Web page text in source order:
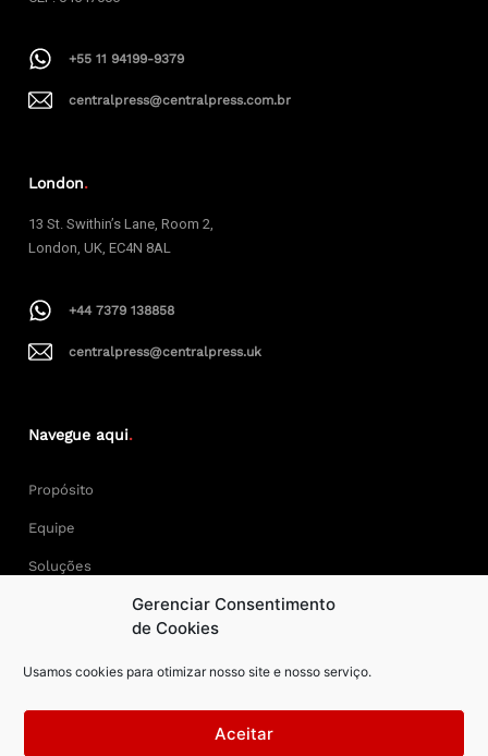
Gerenciar Consentimento
de Cookies
Usamos cookies para otimizar nosso site e nosso serviço.
Aceitar
+55 11 94199-9379
centralpress@centralpress.com.br
London.
13 St. Swithin’s Lane, Room 2,
London, UK, EC4N 8AL
+44 7379 138858
centralpress@centralpress.uk
Navegue aqui.
Propósito
Equipe
Soluções